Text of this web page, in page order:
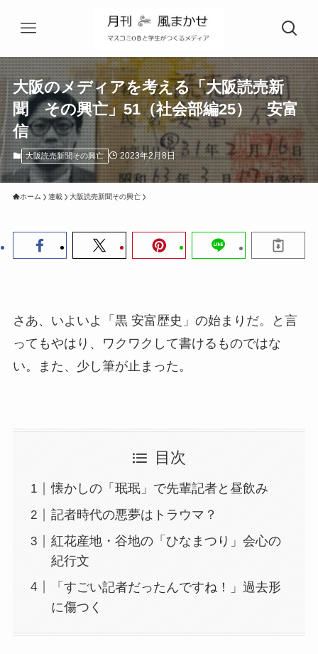
大阪のメディアを考える「大阪読売新
聞 その興亡」51（社会部編25） 安富
信
大阪読売新聞その興亡 2023年2月8日
ホーム 連載 大阪読売新聞その興亡
さあ、いよいよ「黒 安富歴史」の始まりだ。と言
ってもやはり、ワクワクして書けるものではな
い。また、少し筆が止まった。
目次
懐かしの「珉珉」で先輩記者と昼飲み
記者時代の悪夢はトラウマ？
紅花産地・谷地の「ひなまつり」会心の
紀行文
「すごい記者だったんですね！」過去形
に傷つく